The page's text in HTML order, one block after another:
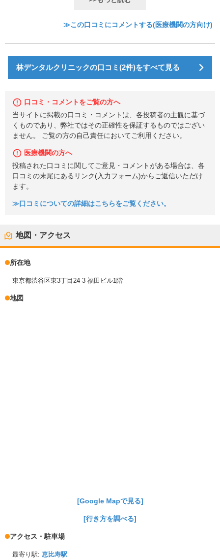
≫この口コミにコメントする(医療機関の方向け)
林デンタルクリニックの口コミ(2件)をすべて見る
口コミ・コメントをご覧の方へ
当サイトに掲載の口コミ・コメントは、各投稿者の主観に基づ
くものであり、弊社ではその正確性を保証するものではござい
ません。 ご覧の方の自己責任においてご利用ください。
医療機関の方へ
投稿された口コミに関してご意見・コメントがある場合は、各
口コミの末尾にあるリンク(入力フォーム)からご返信いただけ
ます。
≫口コミについての詳細はこちらをご覧ください。
地図・アクセス
所在地
東京都渋谷区東3丁目24-3 福田ビル1階
地図
[Google Mapで見る]
[行き方を調べる]
アクセス・駐車場
最寄り駅: 恵比寿駅